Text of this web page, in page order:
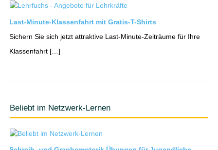
Last-Minute-Klassenfahrt mit Gratis-T-Shirts
Sichern Sie sich jetzt attraktive Last-Minute-Zeiträume für Ihre
Klassenfahrt […]
Beliebt im Netzwerk-Lernen